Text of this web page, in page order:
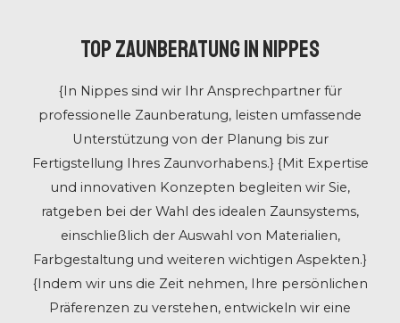
Top Zaunberatung in Nippes
{In Nippes sind wir Ihr Ansprechpartner für
professionelle Zaunberatung, leisten umfassende
Unterstützung von der Planung bis zur
Fertigstellung Ihres Zaunvorhabens.} {Mit Expertise
und innovativen Konzepten begleiten wir Sie,
ratgeben bei der Wahl des idealen Zaunsystems,
einschließlich der Auswahl von Materialien,
Farbgestaltung und weiteren wichtigen Aspekten.}
{Indem wir uns die Zeit nehmen, Ihre persönlichen
Präferenzen zu verstehen, entwickeln wir eine